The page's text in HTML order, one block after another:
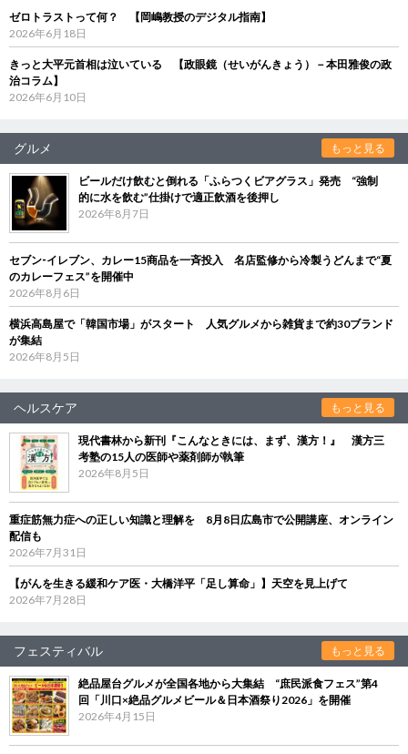
ゼロトラストって何？ 【岡嶋教授のデジタル指南】
2026年6月18日
きっと大平元首相は泣いている 【政眼鏡（せいがんきょう）－本田雅俊の政
治コラム】
2026年6月10日
グルメ もっと見る
ビールだけ飲むと倒れる「ふらつくビアグラス」発売 “強制
的に水を飲む”仕掛けで適正飲酒を後押し
2026年8月7日
セブン‐イレブン、カレー15商品を一斉投入 名店監修から冷製うどんまで“夏
のカレーフェス”を開催中
2026年8月6日
横浜高島屋で「韓国市場」がスタート 人気グルメから雑貨まで約30ブランド
が集結
2026年8月5日
ヘルスケア もっと見る
現代書林から新刊『こんなときには、まず、漢方！』 漢方三
考塾の15人の医師や薬剤師が執筆
2026年8月5日
重症筋無力症への正しい知識と理解を 8月8日広島市で公開講座、オンライン
配信も
2026年7月31日
【がんを生きる緩和ケア医・大橋洋平「足し算命」】天空を見上げて
2026年7月28日
フェスティバル もっと見る
絶品屋台グルメが全国各地から大集結 “庶民派食フェス”第4
回「川口×絶品グルメビール＆日本酒祭り2026」を開催
2026年4月15日